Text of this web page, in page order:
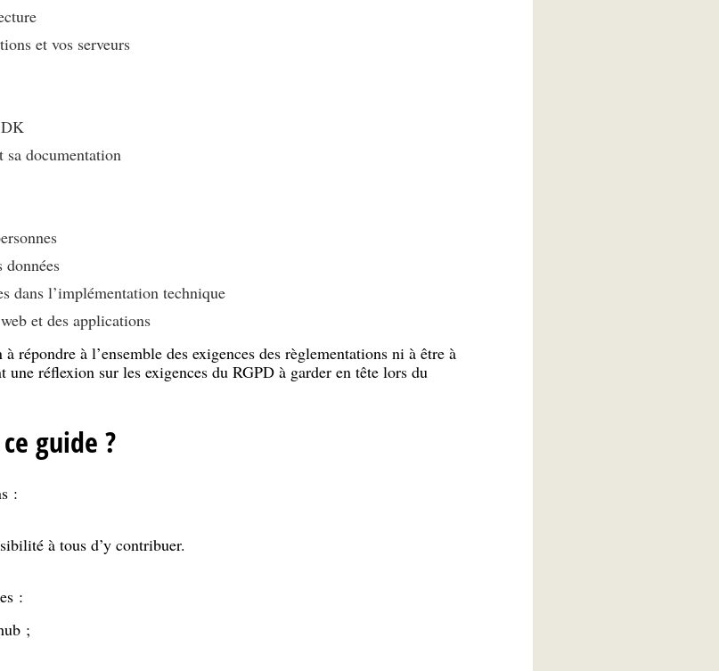
et vos serveurs
documentation
données
dans l’implémentation technique
et des applications
répondre à l’ensemble des exigences des règlementations ni à être à
une réflexion sur les exigences du RGPD à garder en tête lors du
guide ?
:
à tous d’y contribuer.
:
;